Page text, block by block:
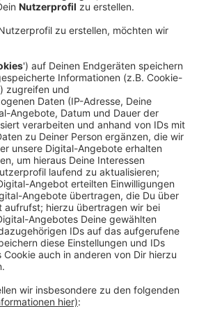
Niederrhein-Anfrage beim Kreis
sich bereits die Stadt Krefeld über
hat. Das Jugendamt des
seine Alltagshelfer für die Kitas
das kommende Jahr verlängert -
der Landesregierung bekannt
viele Träger jetzt auf restlichen
es vom Kreis. Zudem sei die
gewesen. In Krefeld ist die Lage
mitgeteilt, dass durch die
46 Kita-Helfer fehlen
Landtagsabgeordnete aus Krefeld
aber abgestritten.